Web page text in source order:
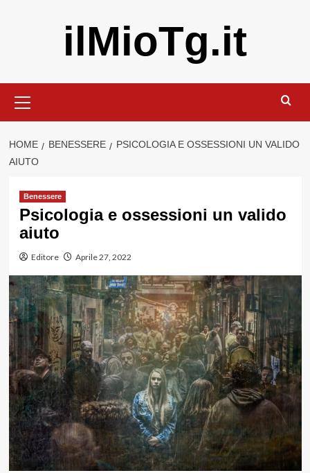
ilMioTg.it
principale
HOME BENESSERE
PSICOLOGIA E OSSESSIONI UN VALIDO
AIUTO
Benessere
Psicologia e ossessioni un valido
aiuto
Editore Aprile 27, 2022